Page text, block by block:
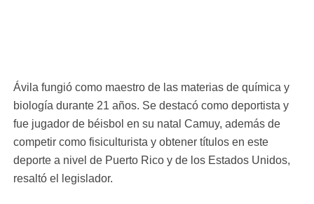
Ávila fungió como maestro de las materias de química y
biología durante 21 años. Se destacó como deportista y
fue jugador de béisbol en su natal Camuy, además de
competir como fisiculturista y obtener títulos en este
deporte a nivel de Puerto Rico y de los Estados Unidos,
resaltó el legislador.